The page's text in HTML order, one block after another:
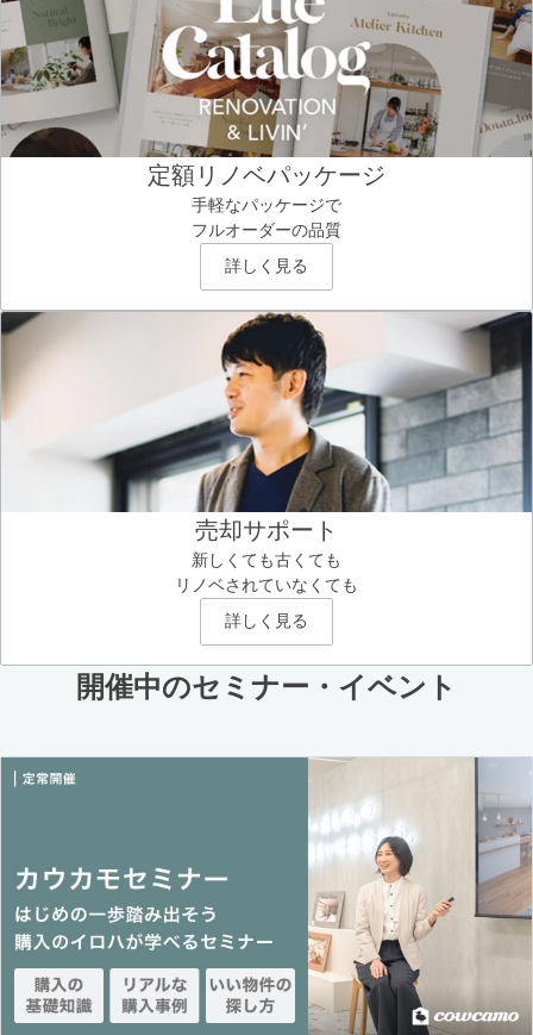
定額リノベパッケージ
手軽なパッケージで
フルオーダーの品質
詳しく見る
売却サポート
新しくても古くても
リノベされていなくても
詳しく見る
開催中のセミナー・イベント